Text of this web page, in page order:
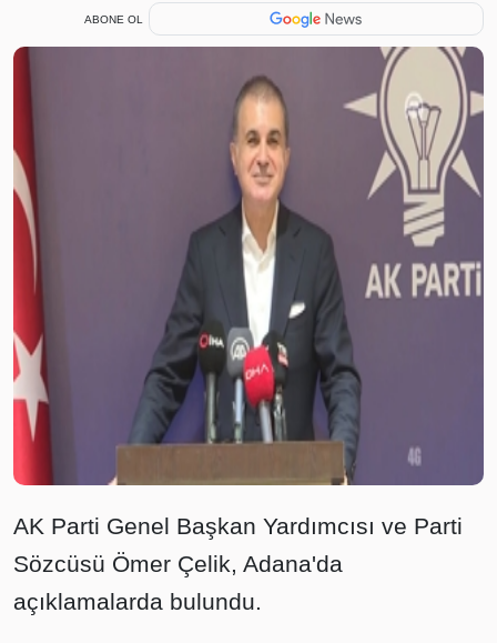
ABONE OL
AK Parti Genel Başkan Yardımcısı ve Parti
Sözcüsü Ömer Çelik, Adana'da
açıklamalarda bulundu.